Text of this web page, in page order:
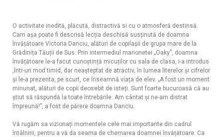
O activitate inedită, plăcută, distractivă si cu o atmosferă destinsă.
Cam așa poate fi descrisă lecția deschisă susținută de doamna
învățătoare Victoria Danciu, alături de copilașii de grupa mare de la
Grădinița Tăuții de Sus. Prin intermediul marionetei „Oaky”, doamna
învățătoare le-a facut cunoștință micuților cu sala de clasa, i-a introdus
,într-un mod timid, dar neașteptat de atractiv, în lumea literelor și cifrelor
și le-a prezenta, pe scurt, ce înseamnă viața de elev. „A fost un moment
minunat, alături de copii deosebit de isteți. Sunt foarte bucuroasă că au
știut să răspundă la toate întrebările. Am cântat și ne-am distrat
împreună!”, a fost de părere doamna Danciu.
Vă rugăm sa vizionați momentele cele mai importante din cadrul
întâlnirii, pentru a vă da seama de chemarea doamnei învățătoare. Ca